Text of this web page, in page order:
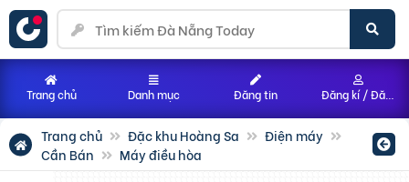
Trang chủ Đặc khu Hoàng Sa
Điện máy
Cần Bán
Máy điều hòa
Trang chủ Danh mục Đăng tin